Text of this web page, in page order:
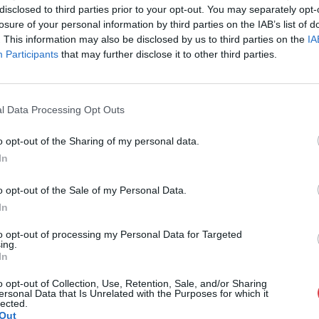
to third parties prior to your opt-out. You may separately
of your personal information by third parties on the IAB’s list of
This information may also be disclosed by us to third parties on the
Participants that may further disclose it to other third parties.
Data Processing Opt Outs
opt-out of the Sharing of my personal data.
opt-out of the Sale of my Personal Data.
opt-out of processing my Personal Data for Targeted
opt-out of Collection, Use, Retention, Sale, and/or Sharing
Data that Is Unrelated with the Purposes for which it
Cím: Törő
Biksady
1055,
Weboldal:
GALÉRIA TOVÁBBI MŰTÁRGYAI